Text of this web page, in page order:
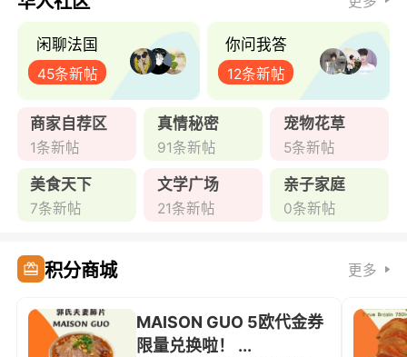
闲聊法国
45条新帖
你问我答
12条新帖
商家自荐区
1条新帖
真情秘密
91条新帖
宠物花草
5条新帖
美食天下
7条新帖
文学广场
21条新帖
亲子家庭
0条新帖
积分商城 更多
MAISON GUO 5欧代金券
限量兑换啦！ ...